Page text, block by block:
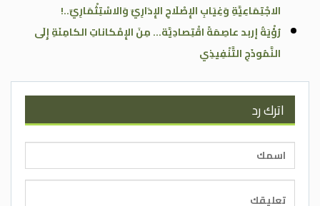
الاجْتِمَاعِيَّةِ وَغِيَابِ الإِصْلَاحِ الإِدَارِيِّ وَالاسْتِثْمَارِيِّ..!
رُؤْيَةُ إربد عاصِمَةً اقْتِصادِيَّة… مِنَ الإِمْكاناتِ الكامِنَةِ إِلَى
النَّمُوذَجِ التَّنْفِيذِي
اترك رد